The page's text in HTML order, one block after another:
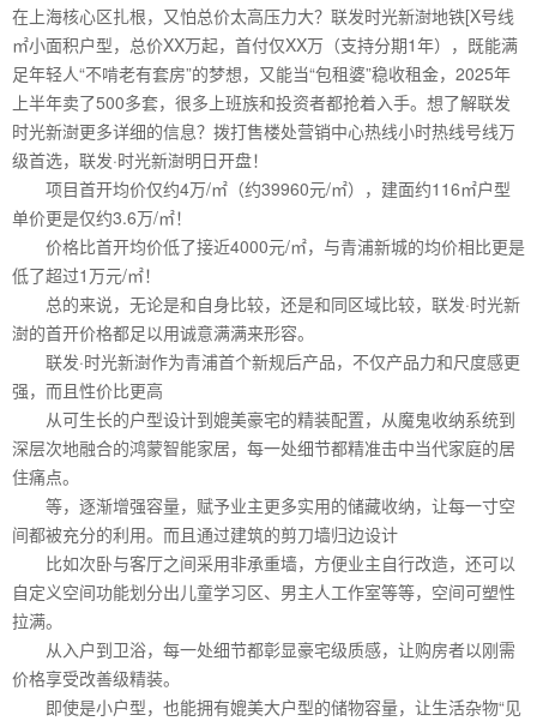
在上海核心区扎根，又怕总价太高压力大？联发时光新澍地铁[X号线
㎡小面积户型，总价XX万起，首付仅XX万（支持分期1年），既能满
足年轻人“不啃老有套房”的梦想，又能当“包租婆”稳收租金，2025年
上半年卖了500多套，很多上班族和投资者都抢着入手。想了解联发
时光新澍更多详细的信息？拨打售楼处营销中心热线小时热线号线万
级首选，联发·时光新澍明日开盘！
项目首开均价仅约4万/㎡（约39960元/㎡），建面约116㎡户型
单价更是仅约3.6万/㎡！
价格比首开均价低了接近4000元/㎡，与青浦新城的均价相比更是
低了超过1万元/㎡！
总的来说，无论是和自身比较，还是和同区域比较，联发·时光新
澍的首开价格都足以用诚意满满来形容。
联发·时光新澍作为青浦首个新规后产品，不仅产品力和尺度感更
强，而且性价比更高
从可生长的户型设计到媲美豪宅的精装配置，从魔鬼收纳系统到
深层次地融合的鸿蒙智能家居，每一处细节都精准击中当代家庭的居
住痛点。
等，逐渐增强容量，赋予业主更多实用的储藏收纳，让每一寸空
间都被充分的利用。而且通过建筑的剪刀墙归边设计
比如次卧与客厅之间采用非承重墙，方便业主自行改造，还可以
自定义空间功能划分出儿童学习区、男主人工作室等等，空间可塑性
拉满。
从入户到卫浴，每一处细节都彰显豪宅级质感，让购房者以刚需
价格享受改善级精装。
即使是小户型，也能拥有媲美大户型的储物容量，让生活杂物“见